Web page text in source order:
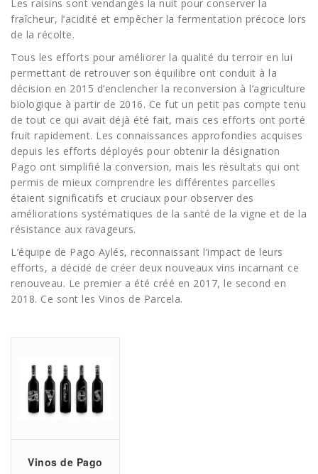
Les raisins sont vendangés la nuit pour conserver la
fraîcheur, l’acidité et empêcher la fermentation précoce lors
de la récolte.
Tous les efforts pour améliorer la qualité du terroir en lui
permettant de retrouver son équilibre ont conduit à la
décision en 2015 d’enclencher la reconversion à l’agriculture
biologique à partir de 2016. Ce fut un petit pas compte tenu
de tout ce qui avait déjà été fait, mais ces efforts ont porté
fruit rapidement. Les connaissances approfondies acquises
depuis les efforts déployés pour obtenir la désignation
Pago ont simplifié la conversion, mais les résultats qui ont
permis de mieux comprendre les différentes parcelles
étaient significatifs et cruciaux pour observer des
améliorations systématiques de la santé de la vigne et de la
résistance aux ravageurs.
L’équipe de Pago Aylés, reconnaissant l’impact de leurs
efforts, a décidé de créer deux nouveaux vins incarnant ce
renouveau. Le premier a été créé en 2017, le second en
2018. Ce sont les Vinos de Parcela.
Vinos de Pago